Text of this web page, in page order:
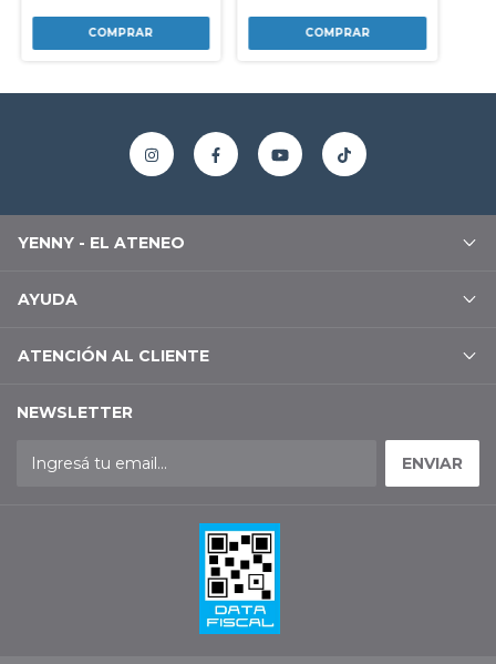
YENNY - EL ATENEO
AYUDA
ATENCIÓN AL CLIENTE
NEWSLETTER